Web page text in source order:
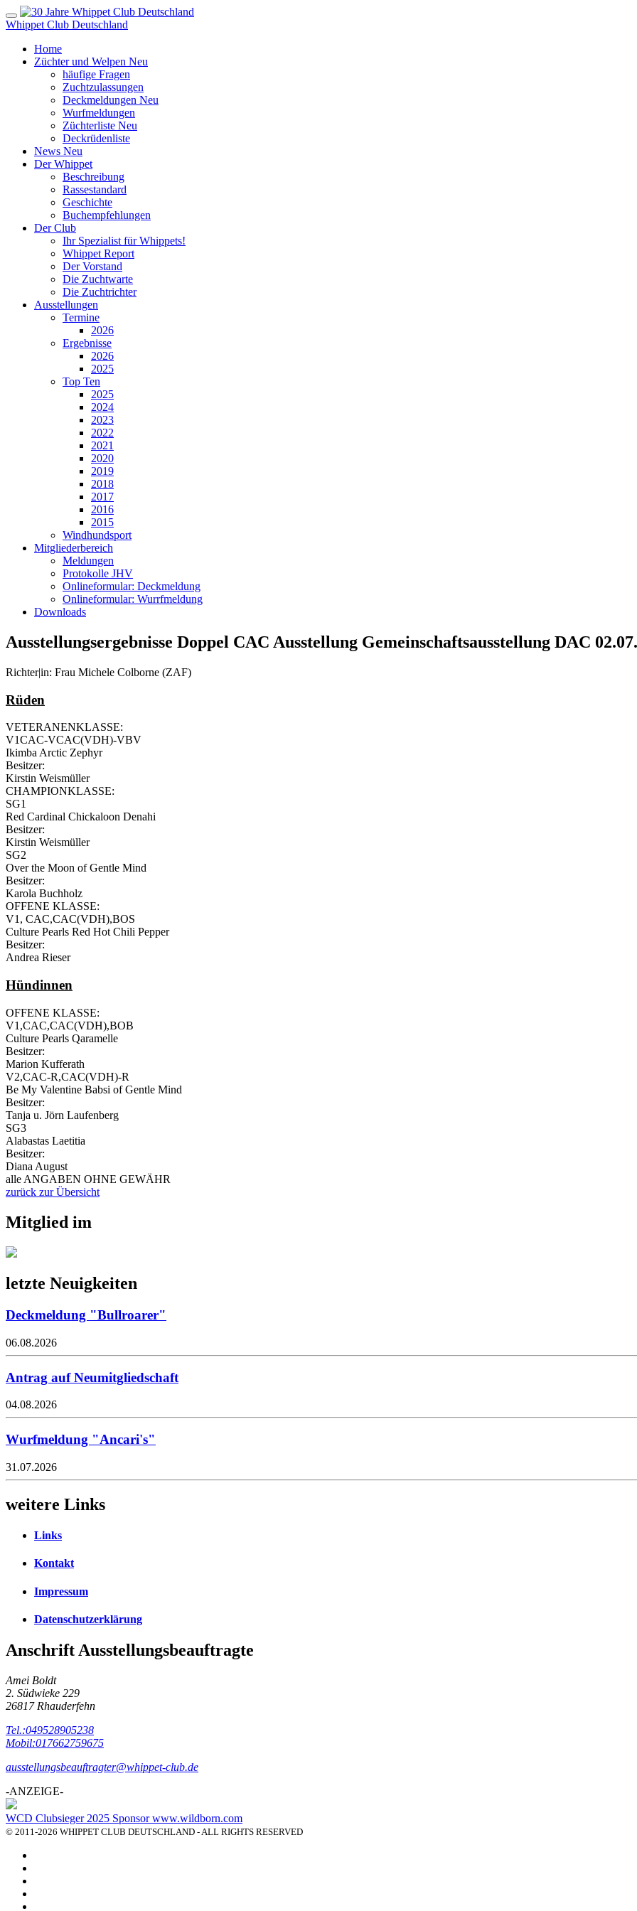
Whippet Club Deutschland
Home
Züchter und Welpen Neu
häufige Fragen
Zuchtzulassungen
Deckmeldungen Neu
Wurfmeldungen
Züchterliste Neu
Deckrüdenliste
News Neu
Der Whippet
Beschreibung
Rassestandard
Geschichte
Buchempfehlungen
Der Club
Ihr Spezialist für Whippets!
Whippet Report
Der Vorstand
Die Zuchtwarte
Die Zuchtrichter
Ausstellungen
Termine
2026
Ergebnisse
2026
2025
Top Ten
2025
2024
2023
2022
2021
2020
2019
2018
2017
2016
2015
Windhundsport
Mitgliederbereich
Meldungen
Protokolle JHV
Onlineformular: Deckmeldung
Onlineformular: Wurrfmeldung
Downloads
Ausstellungsergebnisse Doppel CAC Ausstellung Gemeinschaftsausstellung DAC
Richter|in: Frau Michele Colborne (ZAF)
Rüden
VETERANENKLASSE:
V1CAC-VCAC(VDH)-VBV
Ikimba Arctic Zephyr
Besitzer:
Kirstin Weismüller
CHAMPIONKLASSE:
SG1
Red Cardinal Chickaloon Denahi
Besitzer:
Kirstin Weismüller
SG2
Over the Moon of Gentle Mind
Besitzer:
Karola Buchholz
OFFENE KLASSE:
V1, CAC,CAC(VDH),BOS
Culture Pearls Red Hot Chili Pepper
Besitzer:
Andrea Rieser
Hündinnen
OFFENE KLASSE:
V1,CAC,CAC(VDH),BOB
Culture Pearls Qaramelle
Besitzer:
Marion Kufferath
V2,CAC-R,CAC(VDH)-R
Be My Valentine Babsi of Gentle Mind
Besitzer:
Tanja u. Jörn Laufenberg
SG3
Alabastas Laetitia
Besitzer:
Diana August
alle ANGABEN OHNE GEWÄHR
zurück zur Übersicht
Mitglied im
letzte Neuigkeiten
Deckmeldung "Bullroarer"
06.08.2026
Antrag auf Neumitgliedschaft
04.08.2026
Wurfmeldung "Ancari's"
31.07.2026
weitere Links
Links
Kontakt
Impressum
Datenschutzerklärung
Anschrift Ausstellungsbeauftragte
Amei Boldt
2. Südwieke 229
26817 Rhauderfehn
Tel.:049528905238
Mobil:017662759675
ausstellungsbeauftragter@whippet-club.de
-ANZEIGE-
WCD Clubsieger 2025 Sponsor www.wildborn.com
© 2011-2026 WHIPPET CLUB DEUTSCHLAND - ALL RIGHTS RESERVED